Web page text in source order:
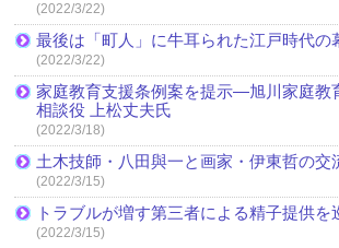
(2022/3/22)
最後は「町人」に牛耳られた江戸時代の
(2022/3/22)
家庭教育支援条例案を提示―旭川家庭
相談役 上松丈夫氏
(2022/3/18)
土木技師・八田與一と画家・伊東哲の交
(2022/3/15)
トラブルが増す第三者による精子提供を
(2022/3/15)